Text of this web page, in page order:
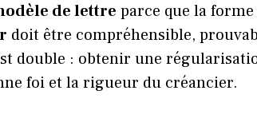
de lettre parce que la
doit être compréhensible,
double : obtenir une
foi et la rigueur du créancier.